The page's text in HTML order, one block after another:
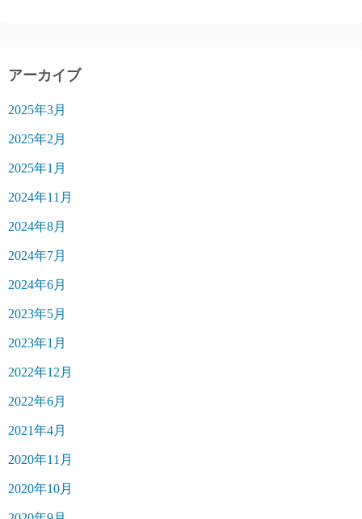
アーカイブ
2025年3月
2025年2月
2025年1月
2024年11月
2024年8月
2024年7月
2024年6月
2023年5月
2023年1月
2022年12月
2022年6月
2021年4月
2020年11月
2020年10月